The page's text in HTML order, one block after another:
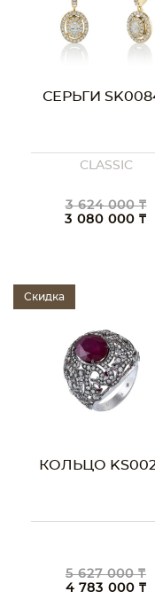
СЕРЬГИ
CLASSIC
3 624 000 ₸
3 080 000 ₸
Скидка
КОЛЬЦО
5 627 000 ₸
4 783 000 ₸